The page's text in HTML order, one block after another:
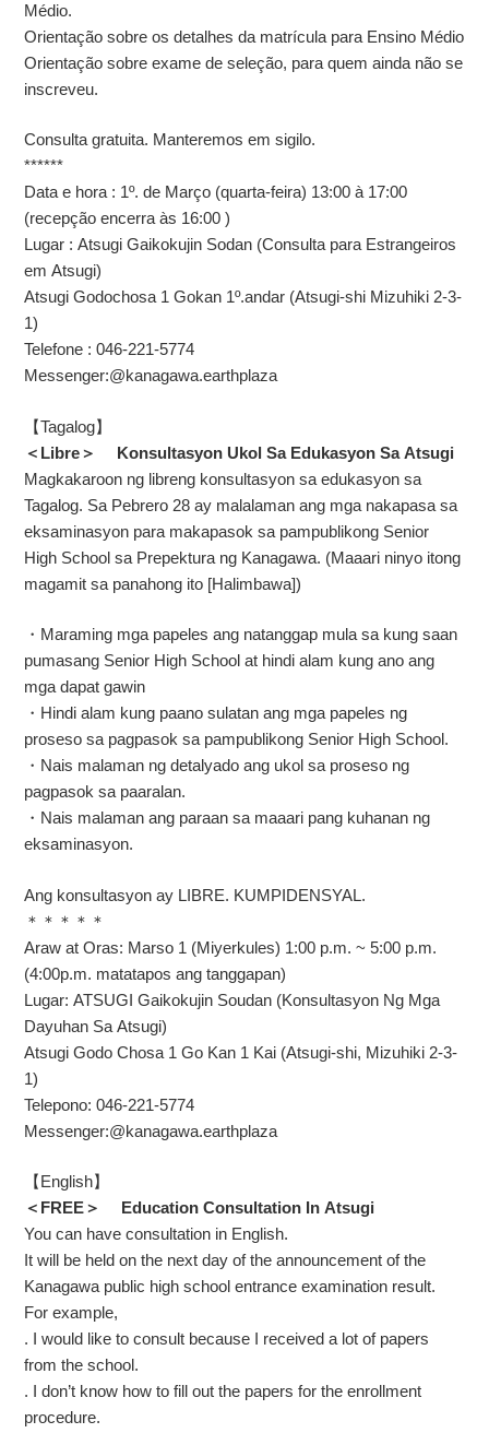
Médio.
Orientação sobre os detalhes da matrícula para Ensino Médio
Orientação sobre exame de seleção, para quem ainda não se
inscreveu.
Consulta gratuita. Manteremos em sigilo.
******
Data e hora : 1º. de Março (quarta-feira) 13:00 à 17:00
(recepção encerra às 16:00 )
Lugar : Atsugi Gaikokujin Sodan (Consulta para Estrangeiros
em Atsugi)
Atsugi Godochosa 1 Gokan 1º.andar (Atsugi-shi Mizuhiki 2-3-
1)
Telefone : 046-221-5774
Messenger:@kanagawa.earthplaza
【Tagalog】
＜Libre＞ Konsultasyon Ukol Sa Edukasyon Sa Atsugi
Magkakaroon ng libreng konsultasyon sa edukasyon sa
Tagalog. Sa Pebrero 28 ay malalaman ang mga nakapasa sa
eksaminasyon para makapasok sa pampublikong Senior
High School sa Prepektura ng Kanagawa. (Maaari ninyo itong
magamit sa panahong ito [Halimbawa])
・Maraming mga papeles ang natanggap mula sa kung saan
pumasang Senior High School at hindi alam kung ano ang
mga dapat gawin
・Hindi alam kung paano sulatan ang mga papeles ng
proseso sa pagpasok sa pampublikong Senior High School.
・Nais malaman ng detalyado ang ukol sa proseso ng
pagpasok sa paaralan.
・Nais malaman ang paraan sa maaari pang kuhanan ng
eksaminasyon.
Ang konsultasyon ay LIBRE. KUMPIDENSYAL.
＊＊＊＊＊
Araw at Oras: Marso 1 (Miyerkules) 1:00 p.m. ~ 5:00 p.m.
(4:00p.m. matatapos ang tanggapan)
Lugar: ATSUGI Gaikokujin Soudan (Konsultasyon Ng Mga
Dayuhan Sa Atsugi)
Atsugi Godo Chosa 1 Go Kan 1 Kai (Atsugi-shi, Mizuhiki 2-3-
1)
Telepono: 046-221-5774
Messenger:@kanagawa.earthplaza
【English】
＜FREE＞ Education Consultation In Atsugi
You can have consultation in English.
It will be held on the next day of the announcement of the
Kanagawa public high school entrance examination result.
For example,
. I would like to consult because I received a lot of papers
from the school.
. I don’t know how to fill out the papers for the enrollment
procedure.